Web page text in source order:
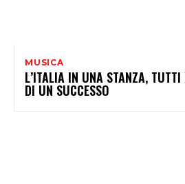
MUSICA
L’ITALIA IN UNA STANZA,
DI UN SUCCESSO